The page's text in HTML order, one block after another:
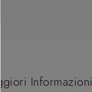
Informazioni